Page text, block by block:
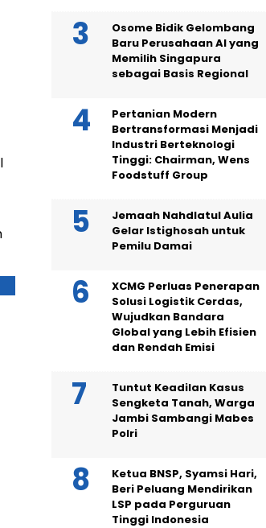
Osome Bidik Gelombang
Baru Perusahaan AI yang
Memilih Singapura
sebagai Basis Regional
Pertanian Modern
Bertransformasi Menjadi
Industri Berteknologi
Tinggi: Chairman, Wens
Foodstuff Group
Jemaah Nahdlatul Aulia
Gelar Istighosah untuk
Pemilu Damai
XCMG Perluas Penerapan
Solusi Logistik Cerdas,
Wujudkan Bandara
Global yang Lebih Efisien
dan Rendah Emisi
Tuntut Keadilan Kasus
Sengketa Tanah, Warga
Jambi Sambangi Mabes
Polri
Ketua BNSP, Syamsi Hari,
Beri Peluang Mendirikan
LSP pada Perguruan
Tinggi Indonesia